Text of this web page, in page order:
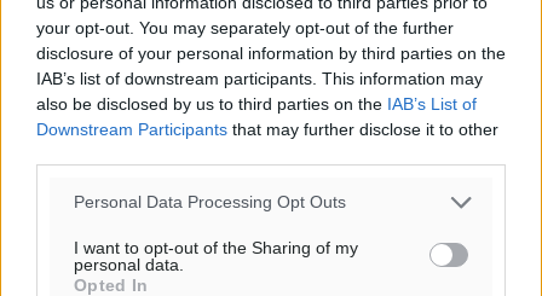
your opt-out. You may separately opt-out of the further
disclosure of your personal information by third parties on the
IAB’s list of downstream participants. This information may
also be disclosed by us to third parties on the IAB’s List of
Downstream Participants that may further disclose it to other
Personal Data Processing Opt Outs
I want to opt-out of the Sharing of my
personal data.
Opted In
o καιρός τώρα:
αίθριος καιρός
km/h